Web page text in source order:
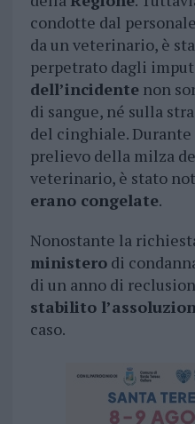
condotte dal
da un veterinario, è
perpetrato dagli
dell’incidentenon
di sangue, né sulla
del cinghiale.
prelievo della milza
veterinario, è stato
erano congelate.
Nonostante la
ministerodi
di un anno di
stabilito
caso.